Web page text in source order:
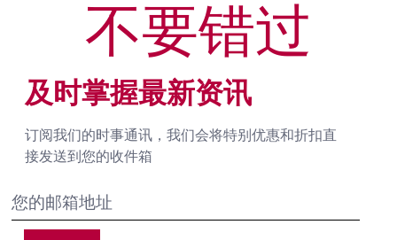
及时掌握最新资讯
订阅我们的时事通讯，我们会将特别优惠和折扣直
接发送到您的收件箱
不要错过